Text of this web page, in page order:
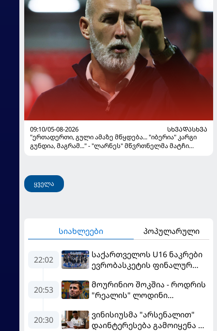
09:10/05-08-2026
ᲡᲮᲕᲐᲓᲐᲡᲮᲕᲐ
"ერთადერთი, გული ამაზე მწყდება... "იბერია" კარგი
გუნდია, მაგრამ..." - "ლარნეს" მწვრთნელმა მატჩი
ყველა
სიახლეები პოპულარული
22:02
საქართველოს U16 ნაკრები
ევრობასკეტის ფინალურ
ასპარეზობას იწყებს
20:53
მოურინიო შოკშია - როდრის
"რეალის" ლოდინი
"ბარსელონაში" გადადის
20:30
ვინისიუსმა "არსენალით"
დაინტერესება გამოიყენა და